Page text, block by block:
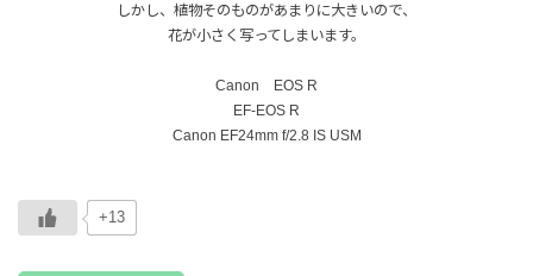
しかし、植物そのものがあまりに大きいので、
花が小さく写ってしまいます。
Canon EOS R
EF-EOS R
Canon EF24mm f/2.8 IS USM
+13